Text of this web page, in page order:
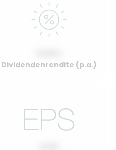
Dividendenrendite (p.a.)